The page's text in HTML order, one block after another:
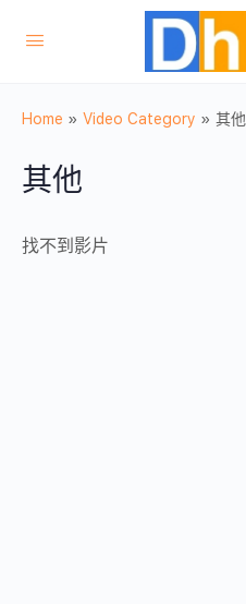
Home » Video Category » 其他
其他
找不到影片